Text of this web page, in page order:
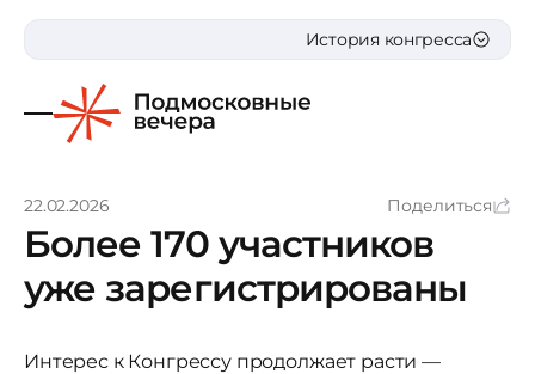
История конгресса
22.02.2026 Поделиться
Более 170 участников
уже зарегистрированы
Интерес к Конгрессу продолжает расти —